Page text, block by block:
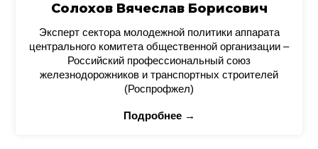
Солохов Вячеслав Борисович
Эксперт сектора молодежной политики аппарата
центрального комитета общественной организации –
Российский профессиональный союз
железнодорожников и транспортных строителей
(Роспрофжел)
Подробнее →